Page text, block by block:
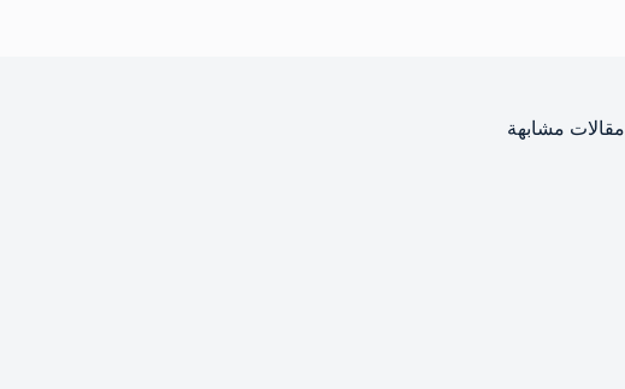
مقالات مشابهة